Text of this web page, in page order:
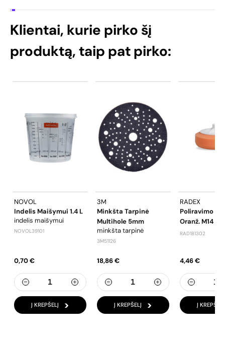
Klientai, kurie pirko šį
produktą, taip pat pirko:
NOVOL
Indelis Maišymui 1.4 L
indelis maišymui
NOVOL39101
0,70 €
Į KREPŠELĮ
3M
Minkšta Tarpinė
Multihole 5mm
minkšta tarpinė
3M51126
18,86 €
Į KREPŠELĮ
RADEX
Poliravimo
Oranž. M14
RAD181302
4,46 €
Į KREPŠELĮ